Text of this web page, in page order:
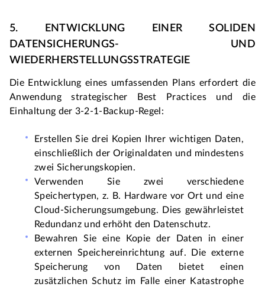
5. ENTWICKLUNG EINER SOLIDEN
DATENSICHERUNGS- UND
WIEDERHERSTELLUNGSSTRATEGIE
Die Entwicklung eines umfassenden Plans erfordert die
Anwendung strategischer Best Practices und die
Einhaltung der 3-2-1-Backup-Regel:
Erstellen Sie drei Kopien Ihrer wichtigen Daten,
einschließlich der Originaldaten und mindestens
zwei Sicherungskopien.
Verwenden Sie zwei verschiedene
Speichertypen, z. B. Hardware vor Ort und eine
Cloud-Sicherungsumgebung. Dies gewährleistet
Redundanz und erhöht den Datenschutz.
Bewahren Sie eine Kopie der Daten in einer
externen Speichereinrichtung auf. Die externe
Speicherung von Daten bietet einen
zusätzlichen Schutz im Falle einer Katastrophe